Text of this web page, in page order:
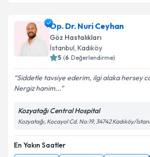
Op. Dr. Nuri Ceyhan
Göz Hastalıkları
İstanbul, Kadıköy
5 (6 Değerlendirme)
Siddetle tavsiye ederim, ilgi alaka hersey
Nergiz hanim...
Kozyatağı Central Hospital
Kozyatağı, Kocayol Cd. No:19, 34742 Kadıköy/
En Yakın Saatler